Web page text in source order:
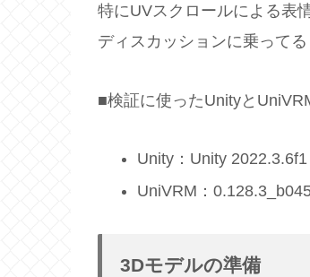
特にUVスクロールによる表
ディスカッションに乗って
■検証に使ったUnityと
Unity：Unity 2022.3.6f1
UniVRM：
3Dモデルの準備